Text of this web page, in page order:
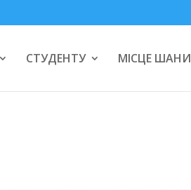
СТУДЕНТУ МІСЦЕ ШАНИ